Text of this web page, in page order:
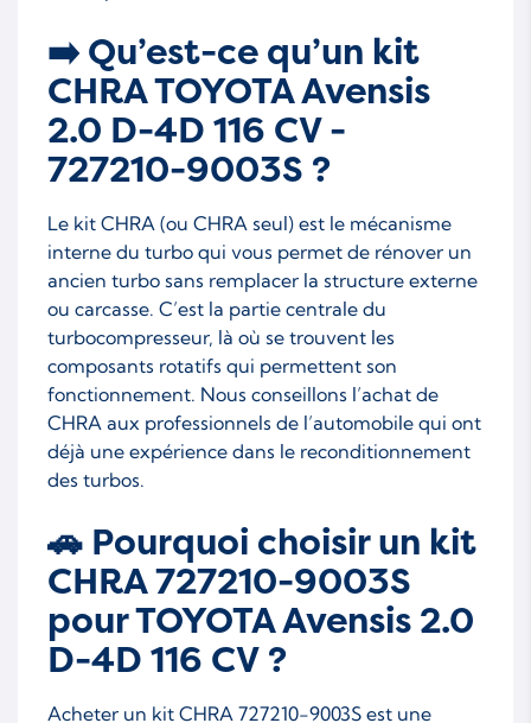
➡️ Qu’est-ce qu’un kit
CHRA TOYOTA Avensis
2.0 D-4D 116 CV -
727210-9003S ?
Le kit CHRA (ou CHRA seul) est le mécanisme
interne du turbo qui vous permet de rénover un
ancien turbo sans remplacer la structure externe
ou carcasse. C’est la partie centrale du
turbocompresseur, là où se trouvent les
composants rotatifs qui permettent son
fonctionnement. Nous conseillons l’achat de
CHRA aux professionnels de l’automobile qui ont
déjà une expérience dans le reconditionnement
des turbos.
🚗 Pourquoi choisir un kit
CHRA 727210-9003S
pour TOYOTA Avensis 2.0
D-4D 116 CV ?
Acheter un kit CHRA 727210-9003S est une